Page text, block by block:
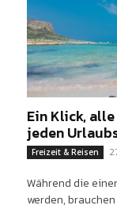
Ein Klick,
jeden
Freizeit & Reisen
Während die
werden,